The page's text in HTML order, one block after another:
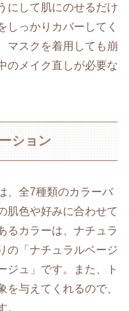
にして肌にのせるだけ
しっかりカバーしてく
マスクを着用しても崩
のメイク直しが必要な
ション
、全7種類のカラーバ
肌色や好みに合わせて
るカラーは、ナチュラ
の「ナチュラルベージ
ジュ」です。また、ト
を与えてくれるので、
。